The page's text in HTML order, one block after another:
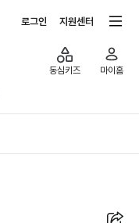
로그인 지원센터
동심키즈 마이홈